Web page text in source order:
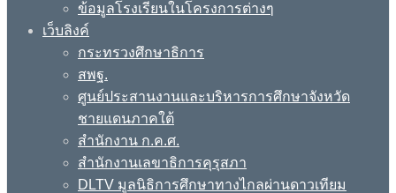
ข้อมูลโรงเรียนในโครงการต่างๆ
เว็บลิงค์
กระทรวงศึกษาธิการ
สพฐ.
ศูนย์ประสานงานและบริหารการศึกษาจังหวัด
ชายแดนภาคใต้
สำนักงาน ก.ค.ศ.
สำนักงานเลขาธิการคุรุสภา
DLTV มูลนิธิการศึกษาทางไกลผ่านดาวเทียม